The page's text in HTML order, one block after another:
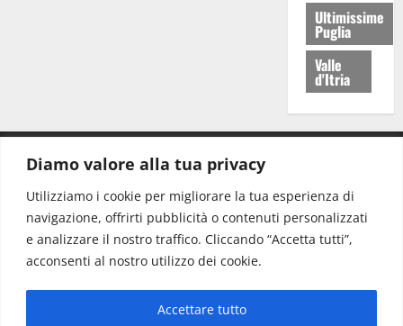
Diamo valore alla tua privacy
Utilizziamo i cookie per migliorare la tua esperienza di
navigazione, offrirti pubblicità o contenuti personalizzati
e analizzare il nostro traffico. Cliccando “Accetta tutti”,
acconsenti al nostro utilizzo dei cookie.
Accettare tutto
Ultimissime
Puglia
Valle
d'Itria
Redazione: redazione@www.martinasera.it
Direttore:direttore@www.martinasera.it
Info & Commerciale:info@www.martinasera.it